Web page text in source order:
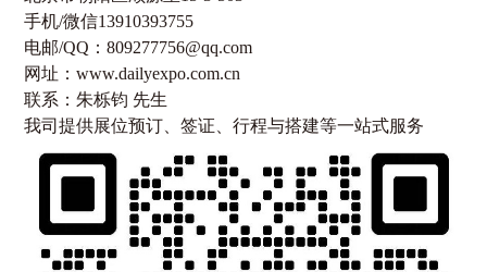
手机/微信13910393755
电邮/QQ ：809277756@qq.com
网址：www.dailyexpo.com.cn
联系：朱栎钧 先生
我司提供展位预订、签证、行程与搭建等一站式服务